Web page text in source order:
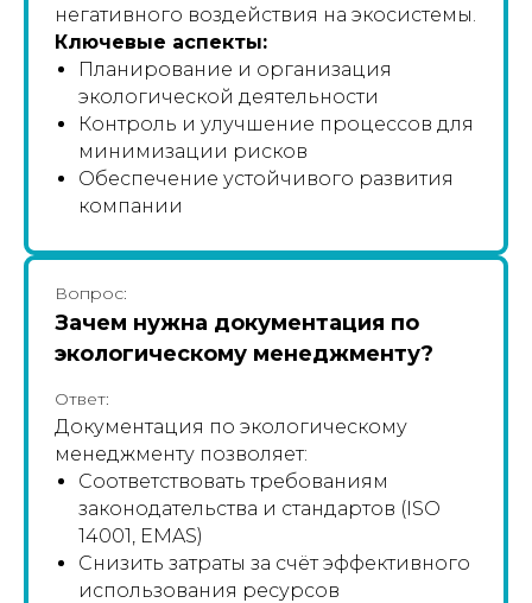
негативного воздействия на экосистемы.
Ключевые аспекты:
Планирование и организация
экологической деятельности
Контроль и улучшение процессов для
минимизации рисков
Обеспечение устойчивого развития
компании
Вопрос:
Зачем нужна документация по
экологическому менеджменту?
Ответ:
Документация по экологическому
менеджменту позволяет:
Соответствовать требованиям
законодательства и стандартов (ISO
14001, EMAS)
Снизить затраты за счёт эффективного
использования ресурсов